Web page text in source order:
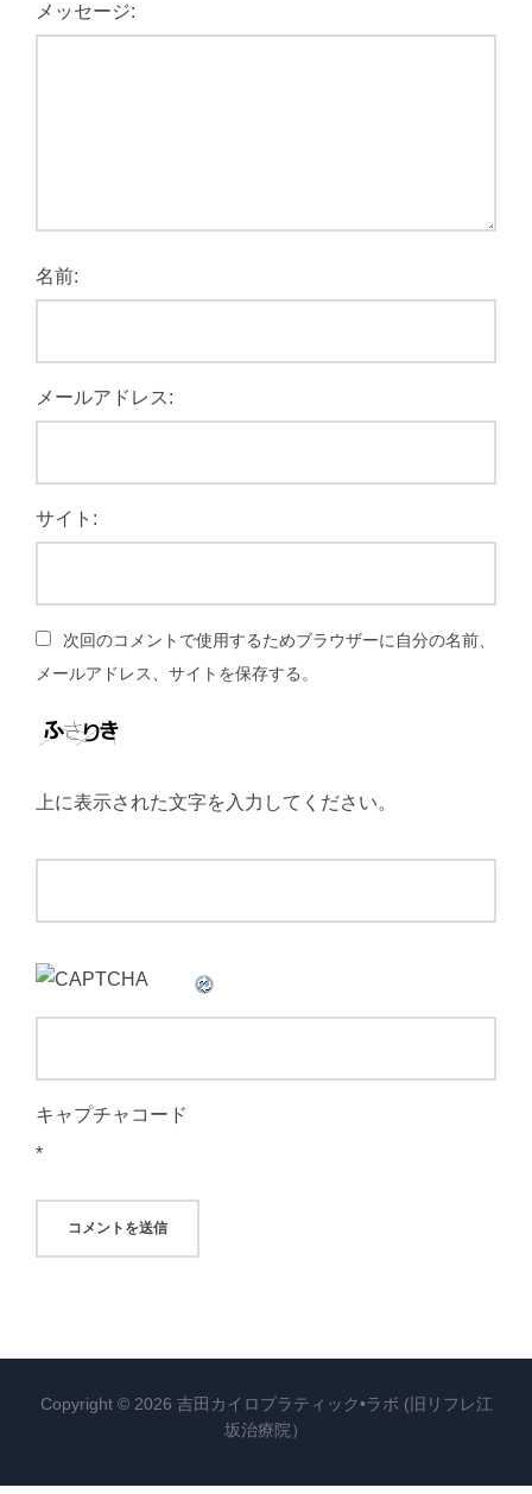
メッセージ:
名前:
メールアドレス:
サイト:
次回のコメントで使用するためブラウザーに自分の名前、
メールアドレス、サイトを保存する。
上に表示された文字を入力してください。
キャプチャコード
*
Copyright © 2026 吉田カイロプラティック•ラボ (旧リフレ江
坂治療院）